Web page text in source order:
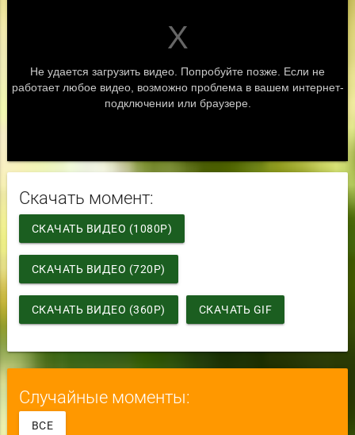
Скачать момент:
СКАЧАТЬ ВИДЕО (1080P)
СКАЧАТЬ ВИДЕО (720P)
СКАЧАТЬ ВИДЕО (360P) СКАЧАТЬ GIF
Случайные моменты:
ВСЕ